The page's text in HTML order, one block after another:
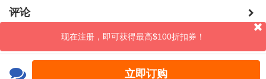
尼亚加拉瀑布IMAX电影(美国) (自费)
$12 $8 (6-12岁) /
评论
立即订购
现在注册，即可获得最高$100折扣券！